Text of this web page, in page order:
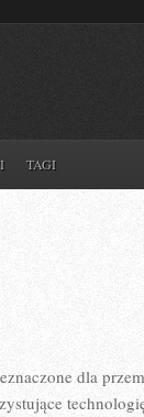
TAGI
dla